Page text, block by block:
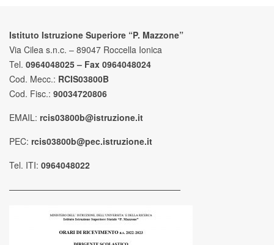
Istituto Istruzione Superiore “P. Mazzone”
Via Cilea s.n.c. – 89047 Roccella Ionica
Tel. 0964048025 – Fax 0964048024
Cod. Mecc.: RCIS03800B
Cod. Fisc.: 90034720806
EMAIL: rcis03800b@istruzione.it
PEC: rcis03800b@pec.istruzione.it
Tel. ITI: 0964048022
————————————————————